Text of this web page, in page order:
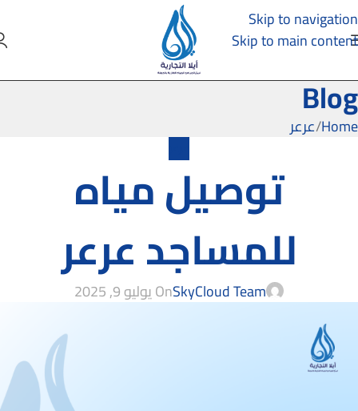
Skip to navigation
Skip to main content
Blog
Home عرعر
توصيل مياه
للمساجد عرعر
SkyCloud TeamOn يوليو 9, 2025